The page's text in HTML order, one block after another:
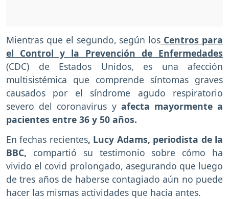
Mientras que el segundo, según los Centros para
el Control y la Prevención de Enfermedades
(CDC) de Estados Unidos, es una afección
multisistémica que comprende síntomas graves
causados por el síndrome agudo respiratorio
severo del coronavirus y afecta mayormente a
pacientes entre 36 y 50 años.
En fechas recientes, Lucy Adams, periodista de la
BBC, compartió su testimonio sobre cómo ha
vivido el covid prolongado, asegurando que luego
de tres años de haberse contagiado aún no puede
hacer las mismas actividades que hacía antes.